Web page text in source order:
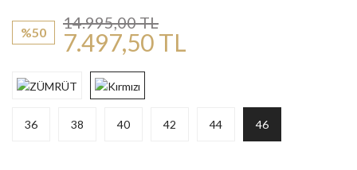
%50
14.995,00 TL
7.497,50 TL
36 38 40 42 44 46